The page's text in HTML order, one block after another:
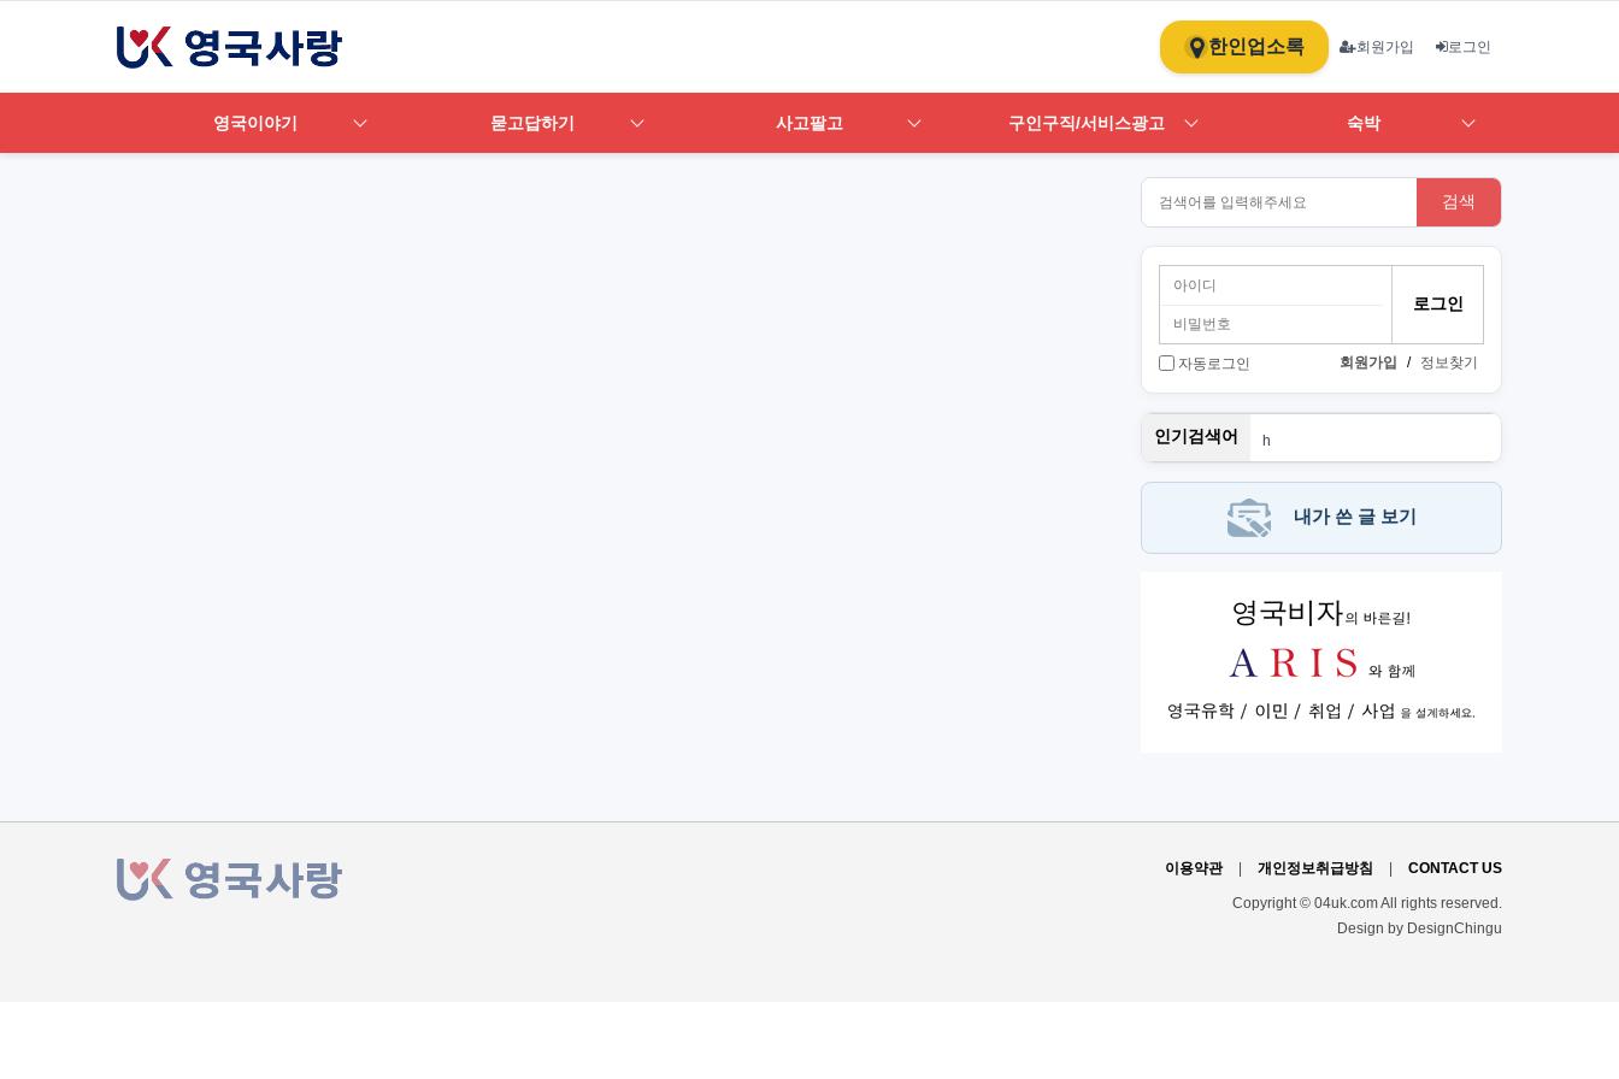
한인업소록 회원가입 로그인
영국이야기 묻고답하기 사고팔고 구인구직/서비스광고 숙박
검색
자동로그인 회원가입 / 정보찾기
인기검색어
h
1
art
단기
내가 쓴 글 보기
이용약관 개인정보취급방침 CONTACT US
Copyright © 04uk.com All rights reserved.
Design by DesignChingu